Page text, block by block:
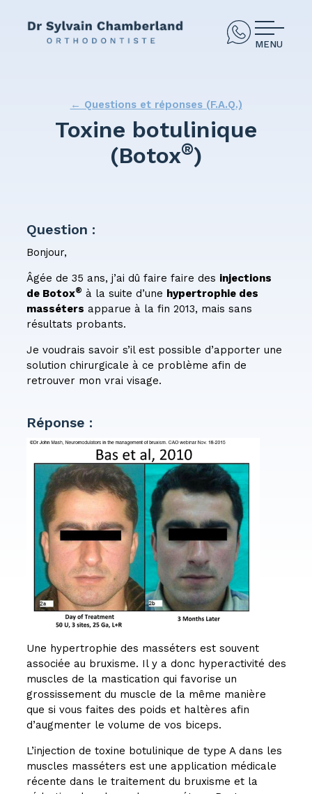
MENU
← Questions et réponses (F.A.Q.)
Toxine botulinique
(Botox®)
Question :
Bonjour,
Âgée de 35 ans, j’ai dû faire faire des injections
de Botox® à la suite d’une hypertrophie des
masséters apparue à la fin 2013, mais sans
résultats probants.
Je voudrais savoir s’il est possible d’apporter une
solution chirurgicale à ce problème afin de
retrouver mon vrai visage.
Réponse :
Une hypertrophie des masséters est souvent
associée au bruxisme. Il y a donc hyperactivité des
muscles de la mastication qui favorise un
grossissement du muscle de la même manière
que si vous faites des poids et haltères afin
d’augmenter le volume de vos biceps.
L’injection de toxine botulinique de type A dans les
muscles masséters est une application médicale
récente dans le traitement du bruxisme et la